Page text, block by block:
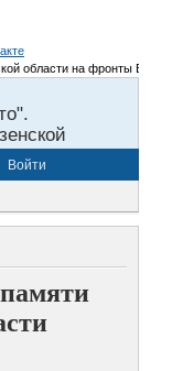
области на фронты
Войти